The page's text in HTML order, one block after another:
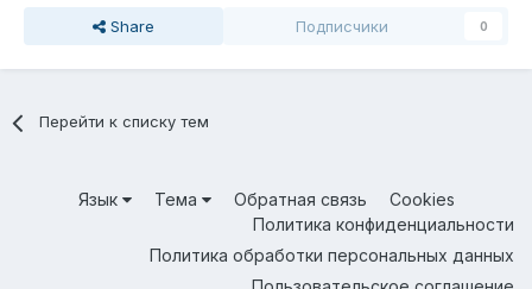
Share Подписчики 0
Перейти к списку тем
Язык Тема Обратная связь
Cookies
Политика конфиденциальности
Политика обработки персональных данных